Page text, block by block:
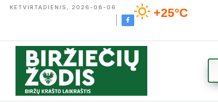
KETVIRTADIENIS, 2026-08-06 +25°C